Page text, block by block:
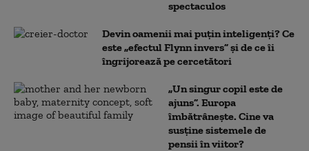
spectaculos
Devin oamenii mai puțin inteligenți? Ce
este „efectul Flynn invers” și de ce îi
îngrijorează pe cercetători
„Un singur copil este de
ajuns”. Europa
îmbătrânește. Cine va
susține sistemele de
pensii în viitor?